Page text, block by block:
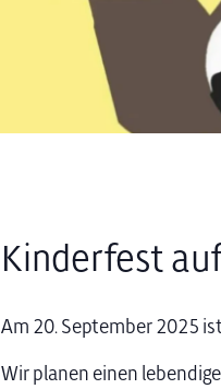
Kinderfest
Am 20. September 2025
Wir planen einen